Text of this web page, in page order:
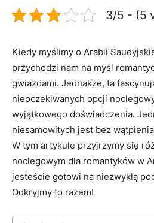
3/5 - (5
Kiedy myślimy o Arabii⁢
przychodzi nam​ na myśl
gwiazdami. Jednakże, ta
nieoczekiwanych opcji
wyjątkowego doświadczenia.
niesamowitych jest bez⁢
W tym artykule przyjrzymy ⁣się
noclegowym dla romantyków w
jesteście gotowi na niezwykłą
Odkryjmy to razem!